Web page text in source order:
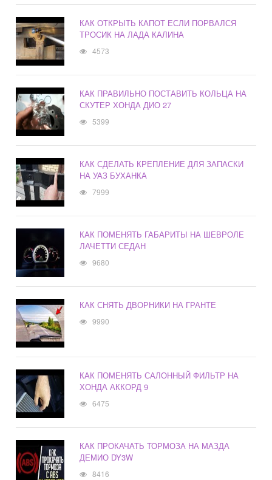
КАК ОТКРЫТЬ КАПОТ ЕСЛИ ПОРВАЛСЯ
ТРОСИК НА ЛАДА КАЛИНА
4573
КАК ПРАВИЛЬНО ПОСТАВИТЬ КОЛЬЦА НА
СКУТЕР ХОНДА ДИО 27
5399
КАК СДЕЛАТЬ КРЕПЛЕНИЕ ДЛЯ ЗАПАСКИ
НА УАЗ БУХАНКА
7999
КАК ПОМЕНЯТЬ ГАБАРИТЫ НА ШЕВРОЛЕ
ЛАЧЕТТИ СЕДАН
9680
КАК СНЯТЬ ДВОРНИКИ НА ГРАНТЕ
9990
КАК ПОМЕНЯТЬ САЛОННЫЙ ФИЛЬТР НА
ХОНДА АККОРД 9
6475
КАК ПРОКАЧАТЬ ТОРМОЗА НА МАЗДА
ДЕМИО DY3W
8416